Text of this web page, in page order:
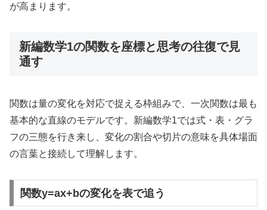
が高まります。
新編数学1の関数を座標と思考の往復で見
通す
関数は量の変化を対応で捉える枠組みで、一次関数は最も
基本的な直線のモデルです。新編数学1では式・表・グラ
フの三態を行き来し、変化の割合や切片の意味を具体場面
の言葉と接続して理解します。
関数y=ax+bの変化を表で追う